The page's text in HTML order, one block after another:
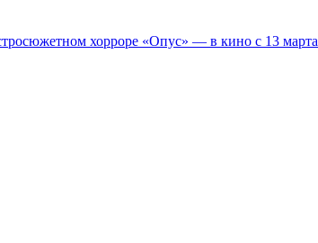
хорроре «Опус» — в кино с 13 марта